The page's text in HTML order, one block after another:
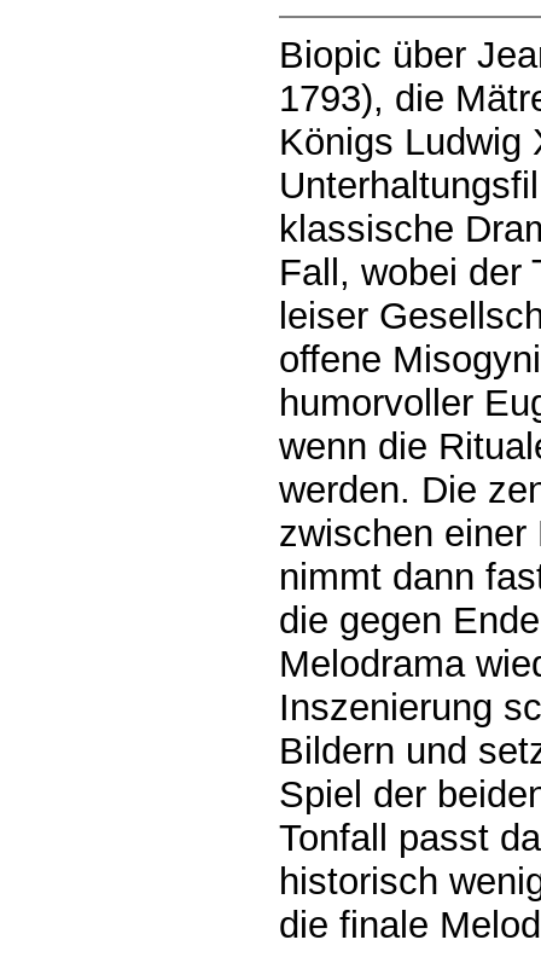
Biopic über
1793), die
Königs Ludwig
klassische
Fall, wobei der
leiser
offene
humorvoller
wenn die
werden. Die
zwischen einer
nimmt dann
die gegen
Melodrama
Inszenierung
Bildern und
Spiel der
Tonfall passt
historisch
die finale